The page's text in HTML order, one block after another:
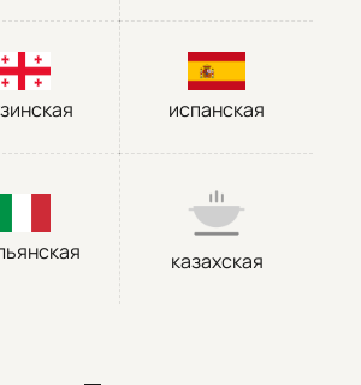
испанская
казахская